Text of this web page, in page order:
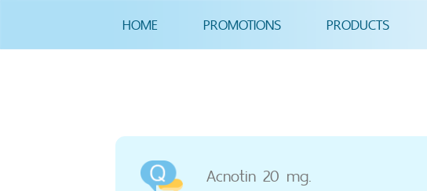
HOME PROMOTIONS PRODUCTS
Acnotin 20 mg.